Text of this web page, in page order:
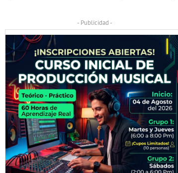
- Publicidad -